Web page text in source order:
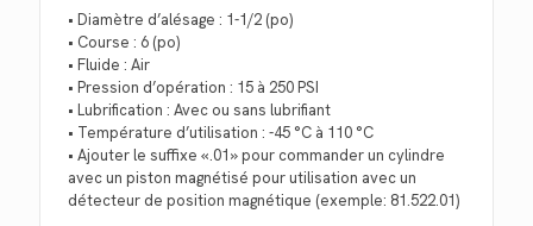
• Diamètre d’alésage : 1-1/2 (po)
• Course : 6 (po)
• Fluide : Air
• Pression d’opération : 15 à 250 PSI
• Lubrification : Avec ou sans lubrifiant
• Température d’utilisation : -45 °C à 110 °C
• Ajouter le suffixe «.01» pour commander un cylindre
avec un piston magnétisé pour utilisation avec un
détecteur de position magnétique (exemple: 81.522.01)